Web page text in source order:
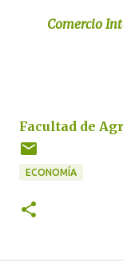
Comercio
Facultad de
ECONOMÍA